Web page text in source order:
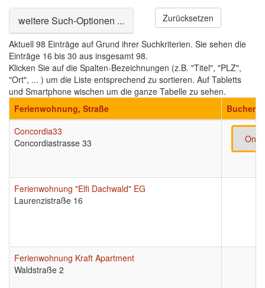
Ausblenden
weitere Such-Optionen ... Zurücksetzen
Aktuell 98 Einträge auf Grund ihrer Suchkriterien. Sie sehen die
Einträge 16 bis 30 aus insgesamt 98.
Klicken Sie auf die Spalten-Bezeichnungen (z.B. "Titel", "PLZ",
"Ort", ... ) um die Liste entsprechend zu sortieren. Auf Tabletts
und Smartphone wischen um die ganze Tabelle zu sehen.
Ferienwohnung, Straße
Buchen
Concordia33
Concordiastrasse 33
Ferienwohnung "Elfi Dachwald" EG
Laurenzistraße 16
Ferienwohnung Kraft Apartment
Waldstraße 2